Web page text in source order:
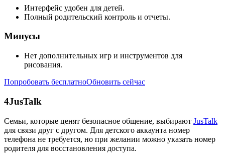
Интерфейс удобен для детей.
Полный родительский контроль и отчеты.
Минусы
Нет дополнительных игр и инструментов для
рисования.
Попробовать бесплатноОбновить сейчас
4JusTalk
Семьи, которые ценят безопасное общение, выбирают JusTalk
для связи друг с другом. Для детского аккаунта номер
телефона не требуется, но при желании можно указать номер
родителя для восстановления доступа.